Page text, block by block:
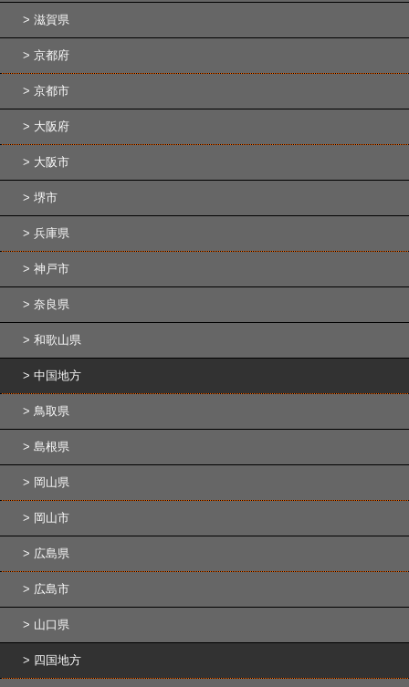
滋賀県
京都府
京都市
大阪府
大阪市
堺市
兵庫県
神戸市
奈良県
和歌山県
中国地方
鳥取県
島根県
岡山県
岡山市
広島県
広島市
山口県
四国地方